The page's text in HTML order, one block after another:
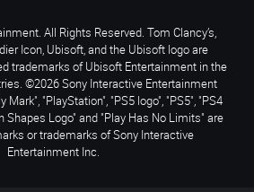
All Rights Reserved. Tom Clancy’s,
Icon, Ubisoft, and the Ubisoft logo are
trademarks of Ubisoft Entertainment in the
©2026 Sony Interactive Entertainment
Mark", "PlayStation", "PS5 logo", "PS5", "PS4
Shapes Logo" and "Play Has No Limits" are
or trademarks of Sony Interactive
Entertainment Inc.